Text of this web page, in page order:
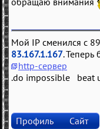
Мой IP сменился с
83.167.1.167. Теперь
http-сервер
.do impossible beat
Профиль Сайт